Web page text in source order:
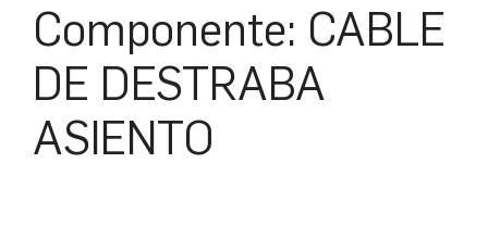
Componente: CABLE
DE DESTRABA
ASIENTO